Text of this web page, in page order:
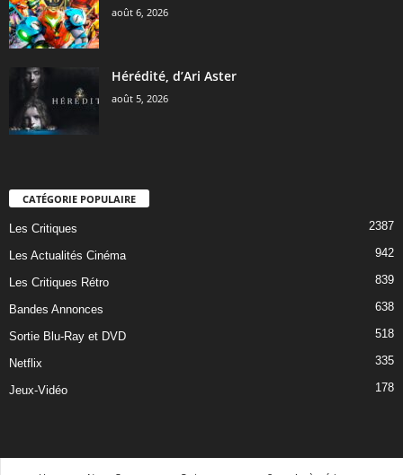
août 6, 2026
Hérédité, d’Ari Aster
août 5, 2026
CATÉGORIE POPULAIRE
Les Critiques 2387
Les Actualités Cinéma 942
Les Critiques Rétro 839
Bandes Annonces 638
Sortie Blu-Ray et DVD 518
Netflix 335
Jeux-Vidéo 178